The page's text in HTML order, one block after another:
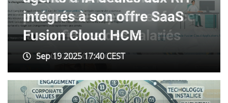
intégrés à son offre SaaS
Fusion Cloud HCM
Sep 19 2025 17:40 CEST